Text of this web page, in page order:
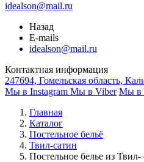
idealson@mail.ru
Назад
E-mails
idealson@mail.ru
Контактная информация
247694, Гомельская область,
Мы в Instagram Мы в Viber Мы в
Главная
Каталог
Постельное бельё
Твил-сатин
Постельное белье из